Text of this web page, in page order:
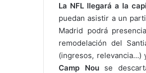
La NFL llegará a la
puedan asistir a un
Madrid podrá
remodelación del
(ingresos, relevancia…)
Camp Nouse